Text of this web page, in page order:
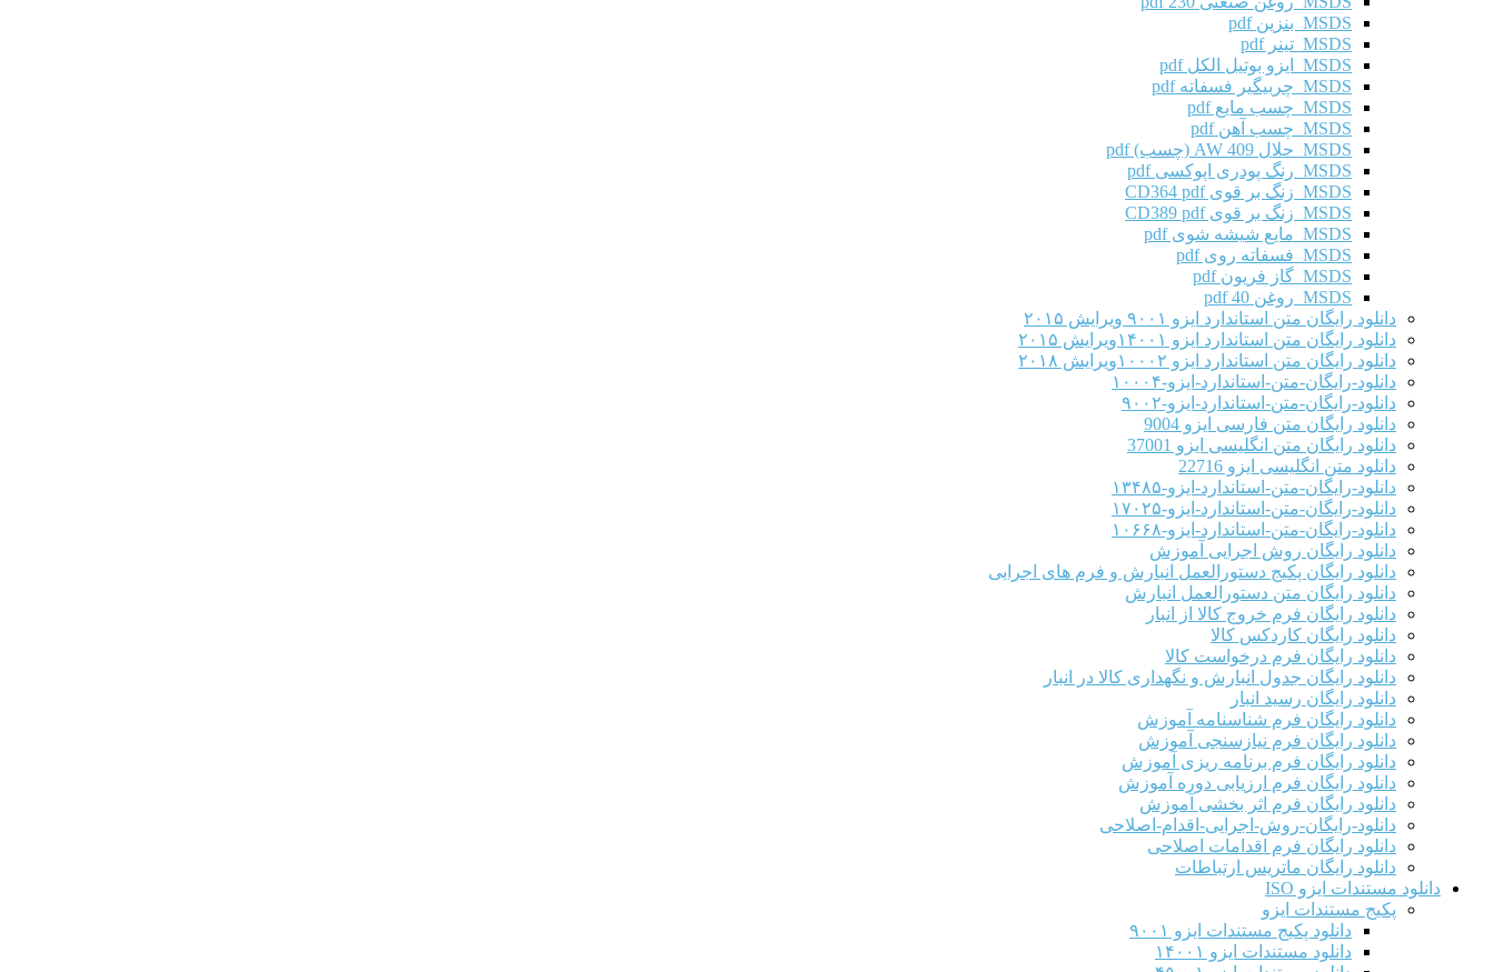
MSDS بنزین pdf
MSDS تینر pdf
MSDS ایزو بوتیل الکل pdf
MSDS چربیگیر فسفاته pdf
MSDS چسب مایع pdf
MSDS چسب آهن pdf
MSDS حلال AW 409 (چسب) pdf
MSDS رنگ پودری اپوکسی pdf
MSDS زنگ بر قوی CD364 pdf
MSDS زنگ بر قوی CD389 pdf
MSDS مایع شیشه شوی pdf
MSDS فسفاته روی pdf
MSDS گاز فریون pdf
MSDS روغن 40 pdf
دانلود رایگان متن استاندارد ایزو ۹۰۰۱ ویرایش ۲۰۱۵
دانلود رایگان متن استاندارد ایزو ۱۴۰۰۱ویرایش ۲۰۱۵
دانلود رایگان متن استاندارد ایزو ۱۰۰۰۲ویرایش ۲۰۱۸
دانلود-رایگان-متن-استاندارد-ایزو-۱۰۰۰۴
دانلود-رایگان-متن-استاندارد-ایزو-۹۰۰۲
دانلود رایگان متن فارسی ایزو 9004
دانلود رایگان متن انگلیسی ایزو 37001
دانلود متن انگلیسی ایزو 22716
دانلود-رایگان-متن-استاندارد-ایزو-۱۳۴۸۵
دانلود-رایگان-متن-استاندارد-ایزو-۱۷۰۲۵
دانلود-رایگان-متن-استاندارد-ایزو-۱۰۶۶۸
دانلود رایگان روش اجرایی آموزش
دانلود رایگان پکیج دستورالعمل انبارش و فرم های اجرایی
دانلود رایگان متن دستورالعمل انبارش
دانلود رایگان فرم خروج کالا از انبار
دانلود رایگان کاردکس کالا
دانلود رایگان فرم درخواست کالا
دانلود رایگان جدول انبارش و نگهداری کالا در انبار
دانلود رایگان رسید انبار
دانلود رایگان فرم شناسنامه آموزش
دانلود رایگان فرم نیازسنجی آموزش
دانلود رایگان فرم برنامه ریزی آموزش
دانلود رایگان فرم ارزیابی دوره آموزش
دانلود رایگان فرم اثر بخشی آموزش
دانلود-رایگان-روش-اجرایی-اقدام-اصلاحی
دانلود رایگان فرم اقدامات اصلاحی
دانلود رایگان ماتریس ارتباطات
دانلود مستندات ایزو ISO
پکیج مستندات ایزو
دانلود پکیج مستندات ایزو ۹۰۰۱
دانلود مستندات ایزو ۱۴۰۰۱